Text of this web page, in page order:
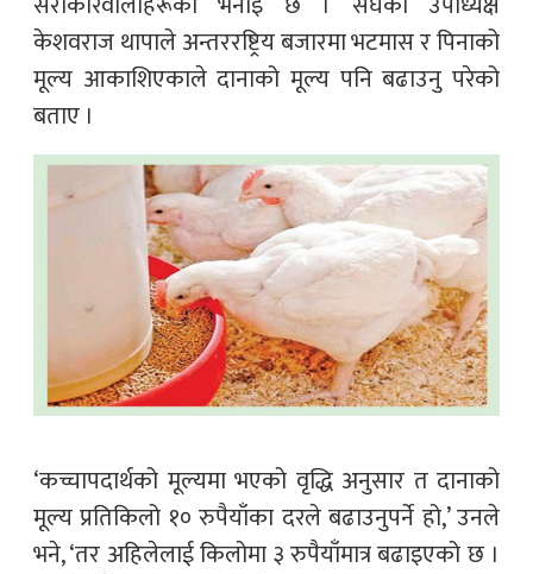
केशवराज थापाले अन्तररष्ट्रिय बजारमा भटमास र पिनाको
मूल्य आकाशिएकाले दानाको मूल्य पनि बढाउनु परेको
बताए ।
‘कच्चापदार्थको मूल्यमा भएको वृद्धि अनुसार त दानाको
मूल्य प्रतिकिलो १० रुपैयाँका दरले बढाउनुपर्ने हो,’ उनले
भने, ‘तर अहिलेलाई किलोमा ३ रुपैयाँमात्र बढाइएको छ ।